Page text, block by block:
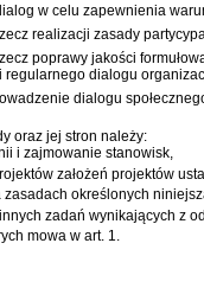
w celu zapewnienia
realizacji zasady
poprawy jakości
regularnego dialogu
dialogu
oraz jej stron należy:
i zajmowanie stanowisk,
założeń projektów
określonych
zadań wynikających z
mowa w art. 1.